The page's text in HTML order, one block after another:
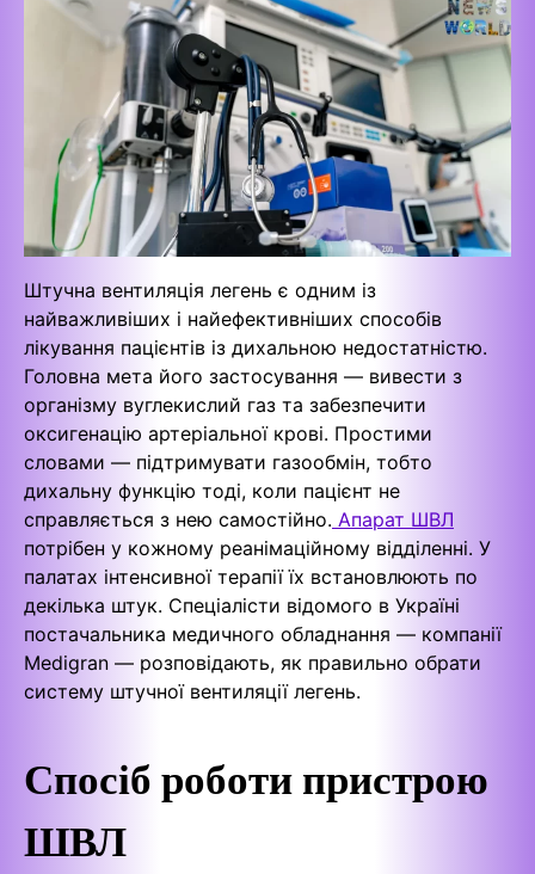
Штучна вентиляція легень є одним із
найважливіших і найефективніших способів
лікування пацієнтів із дихальною недостатністю.
Головна мета його застосування — вивести з
організму вуглекислий газ та забезпечити
оксигенацію артеріальної крові. Простими
словами — підтримувати газообмін, тобто
дихальну функцію тоді, коли пацієнт не
справляється з нею самостійно. Апарат ШВЛ
потрібен у кожному реанімаційному відділенні. У
палатах інтенсивної терапії їх встановлюють по
декілька штук. Спеціалісти відомого в Україні
постачальника медичного обладнання — компанії
Medigran — розповідають, як правильно обрати
систему штучної вентиляції легень.
Спосіб роботи пристрою
ШВЛ